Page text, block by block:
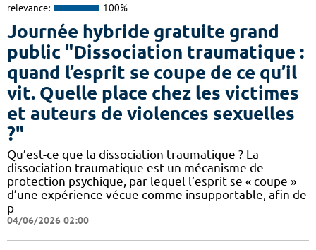
relevance: 100%
Journée hybride gratuite grand
public "Dissociation traumatique :
quand l’esprit se coupe de ce qu’il
vit. Quelle place chez les victimes
et auteurs de violences sexuelles
?"
Qu’est-ce que la dissociation traumatique ? La
dissociation traumatique est un mécanisme de
protection psychique, par lequel l’esprit se « coupe »
d’une expérience vécue comme insupportable, afin de
p
04/06/2026 02:00